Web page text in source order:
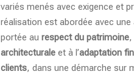
variés menés avec exigence et
réalisation est abordée avec
portée au respect du patrimoine,
architecturaleet à l’adaptation
clients, dans une démarche sur